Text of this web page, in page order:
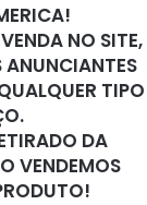
NO SITE,
ANUNCIANTES
TIPO
DA
VENDEMOS